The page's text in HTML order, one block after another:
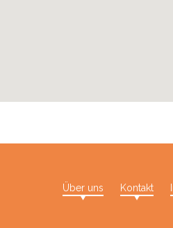
Über uns Kontakt